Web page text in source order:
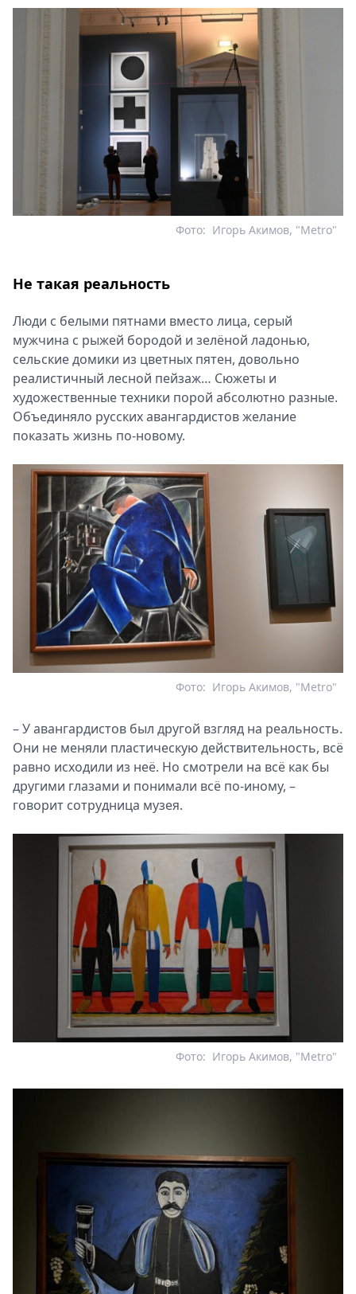
Игорь Акимов, "Metro"
Фото:
Не такая реальность
Люди с белыми пятнами вместо лица, серый
мужчина с рыжей бородой и зелёной ладонью,
сельские домики из цветных пятен, довольно
реалистичный лесной пейзаж… Сюжеты и
художественные техники порой абсолютно разные.
Объединяло русских авангардистов желание
показать жизнь по-новому.
Игорь Акимов, "Metro"
Фото:
– У авангардистов был другой взгляд на реальность.
Они не меняли пластическую действительность, всё
равно исходили из неё. Но смотрели на всё как бы
другими глазами и понимали всё по-иному, –
говорит сотрудница музея.
Игорь Акимов, "Metro"
Фото: